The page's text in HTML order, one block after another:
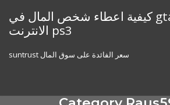
content
كيفية اعطاء شخص المال في gta 5 على
الانترنت ps3
suntrust سعر الفائدة على سوق المال